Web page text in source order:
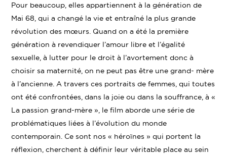
Pour beaucoup, elles appartiennent à la génération de
Mai 68, qui a changé la vie et entraîné la plus grande
révolution des mœurs. Quand on a été la première
génération à revendiquer l’amour libre et l’égalité
sexuelle, à lutter pour le droit à l’avortement donc à
choisir sa maternité, on ne peut pas être une grand- mère
à l’ancienne. A travers ces portraits de femmes, qui toutes
ont été confrontées, dans la joie ou dans la souffrance, à «
La passion grand-mère », le film aborde une série de
problématiques liées à l’évolution du monde
contemporain. Ce sont nos « héroïnes » qui portent la
réflexion, cherchent à définir leur véritable place au sein